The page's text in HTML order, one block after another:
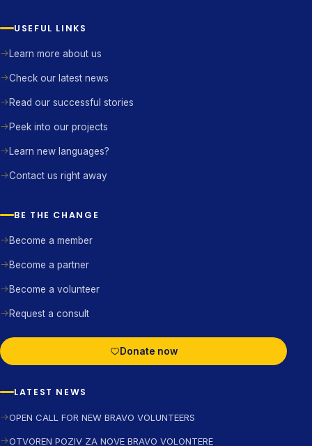
USEFUL LINKS
Learn more about us
Check our latest news
Read our successful stories
Peek into our projects
Learn new languages?
Contact us right away
BE THE CHANGE
Become a member
Become a partner
Become a volunteer
Request a consult
Donate now
LATEST NEWS
OPEN CALL FOR NEW BRAVO VOLUNTEERS
OTVOREN POZIV ZA NOVE BRAVO VOLONTERE